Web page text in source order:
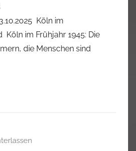
Köln im
im Frühjahr 1945: Die
die Menschen sind